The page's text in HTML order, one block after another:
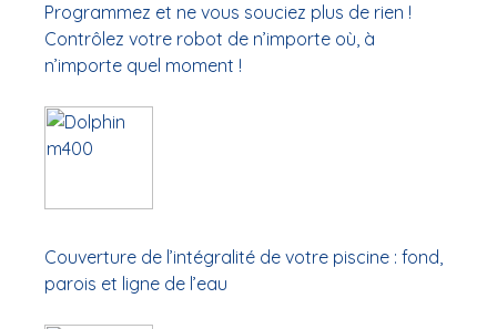
Programmez et ne vous souciez plus de rien !
Contrôlez votre robot de n’importe où, à
n’importe quel moment !
Couverture de l’intégralité de votre piscine : fond,
parois et ligne de l’eau